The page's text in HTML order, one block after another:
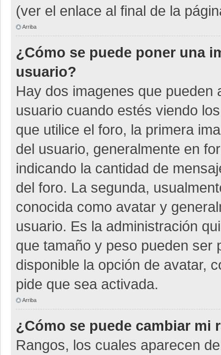
(ver el enlace al final de la
Arriba
¿Cómo se puede poner una
usuario?
Hay dos imagenes que
usuario cuando estés viendo
que utilice el foro, la primera
del usuario, generalmente en
indicando la cantidad de
del foro. La segunda,
conocida como avatar y
usuario. Es la administración
que tamaño y peso pueden ser
disponible la opción de avatar,
pide que sea activada.
Arriba
¿Cómo se puede cambiar mi
Rangos, los cuales aparecen